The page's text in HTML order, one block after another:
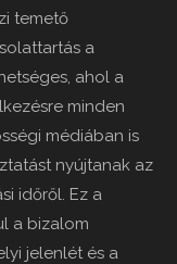
temető
a
ahol a
minden
médiában is
nyújtanak az
időről. Ez a
a bizalom
jelenlét és a